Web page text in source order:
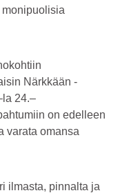
Närkkään -
24.–
on edelleen
varata omansa
ilmasta, pinnalta ja